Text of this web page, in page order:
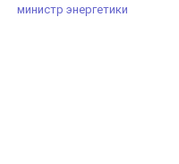
министр энергетики